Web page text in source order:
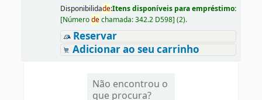
Disponibilidade:Itens disponíveis para empréstimo:
[Númerodechamada:342.2 D598] (2).
Reservar
Adicionar ao seu carrinho
Não encontrou o
que procura?